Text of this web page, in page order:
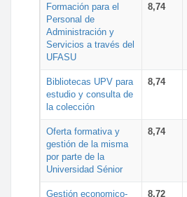
Formación para el
Personal de
Administración y
Servicios a través del
UFASU
8,74
Bibliotecas UPV para
estudio y consulta de
la colección
8,74
Oferta formativa y
gestión de la misma
por parte de la
Universidad Sénior
8,74
Gestión economico- 8,72